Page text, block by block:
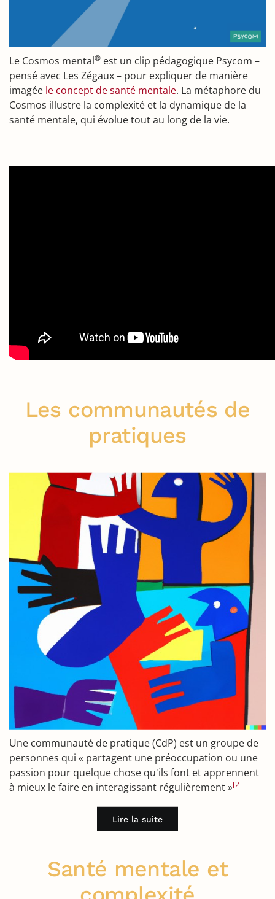
Le Cosmos mental® est un clip pédagogique Psycom –
pensé avec Les Zégaux – pour expliquer de manière
imagée le concept de santé mentale. La métaphore du
Cosmos illustre la complexité et la dynamique de la
santé mentale, qui évolue tout au long de la vie.
Les communautés de
pratiques
Une communauté de pratique (CdP) est un groupe de
personnes qui « partagent une préoccupation ou une
passion pour quelque chose qu'ils font et apprennent
à mieux le faire en interagissant régulièrement »[2]
Lire la suite
Santé mentale et